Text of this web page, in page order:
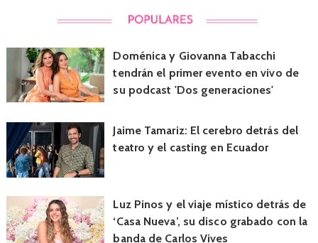
Doménica y Giovanna Tabacchi
tendrán el primer evento en vivo de
su podcast 'Dos generaciones'
Jaime Tamariz: El cerebro detrás del
teatro y el casting en Ecuador
Luz Pinos y el viaje místico detrás de
‘Casa Nueva’, su disco grabado con la
banda de Carlos Vives